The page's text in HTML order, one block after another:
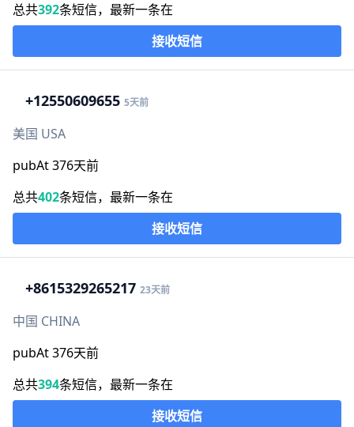
总共392条短信，最新一条在
接收短信
+12550609655 5天前
美国 USA
pubAt 376天前
总共402条短信，最新一条在
接收短信
+8615329265217 23天前
中国 CHINA
pubAt 376天前
总共394条短信，最新一条在
接收短信